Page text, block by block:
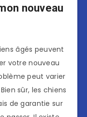
nouveau
âgés peuvent
votre nouveau
peut varier
sûr, les chiens
de garantie sur